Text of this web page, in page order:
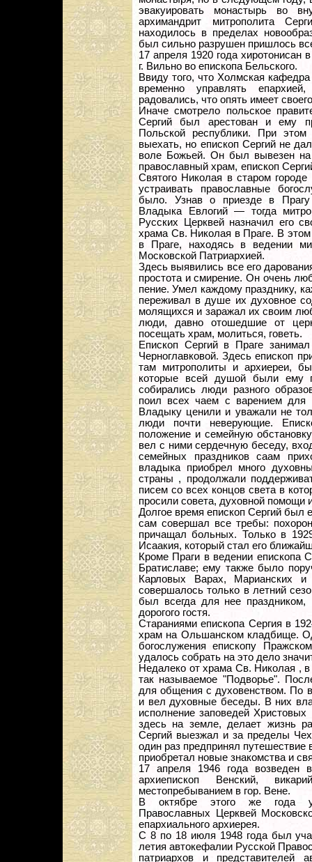
эвакуировать монастырь во
архимандрит митрополита
находилось в пределах
был сильно разрушен пришлось
17 апреля 1920 года хиротонисан
г. Вильно во епископа Бельского.
Ввиду того, что Холмская
временно управлять
радовались, что опять имеет
Иначе смотрело польское
Сергий был арестован и ему
Польской республики. При
выехать, но епископ Сергий не
воле Божьей. Он был вывезен на
православный храм, епископ
Святого Николая в старом
устраивать православные
было. Узнав о приезде в Прагу
Владыка Евлогий — тогда
Русских Церквей назначил его
храма Св. Николая в Праге. В
в Праге, находясь в ведении
Московской Патриархией.
Здесь выявились все его
простота и смирение. Он очень
пение. Умел каждому празднику,
переживал в душе их духовное
молящихся и заражал их своим
люди, давно отошедшие от
посещать храм, молиться, говеть.
Епископ Сергий в Праге
Черноглавковой. Здесь епископ
там митрополиты и архиереи,
которые всей душой были ему
собирались люди разного
поил всех чаем с варением для
Владыку ценили и уважали не
люди почти неверующие.
положение и семейную
вел с ними сердечную беседу,
семейных праздников саам
владыка приобрел много
страны , продолжали
писем со всех концов света в
просили совета, духовной помощи
Долгое время епископ Сергий
сам совершал все требы:
причащал больных. Только в
Исаакия, который стал его
Кроме Праги в ведении
Братиславе; ему также было
Карловых Варах, Марианских и
совершалось только в летний
был всегда для нее
дорогого гостя.
Стараниями епископа Сергия в
храм на Ольшанском кладбище.
богослужения епископу
удалось собрать на это дело
Недалеко от храма Св. Николая ,
так называемое "Подворье".
для общения с духовенством. По
и вел духовные беседы. В них
исполнение заповедей
здесь на земле, делает жизнь
Сергий выезжал и за пределы
один раз предпринял
приобретал новые знакомства и
17 апреля 1946 года
архиепископ Венский,
местопребыванием в гор. Вене.
В октябре этого же года
Православных Церквей
епархиального архиерея.
С 8 по 18 июля 1948 года был
летия автокефалии Русской
патриархов и представителей